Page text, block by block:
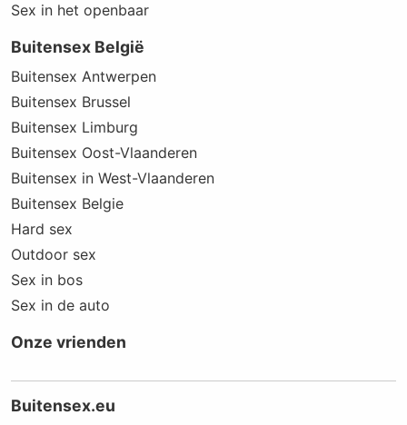
Sex in het openbaar
Buitensex België
Buitensex Antwerpen
Buitensex Brussel
Buitensex Limburg
Buitensex Oost-Vlaanderen
Buitensex in West-Vlaanderen
Buitensex Belgie
Hard sex
Outdoor sex
Sex in bos
Sex in de auto
Onze vrienden
Buitensex.eu